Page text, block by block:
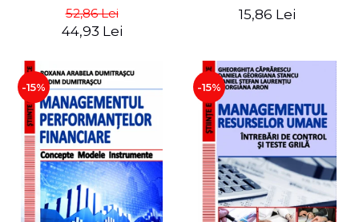
52,86 Lei
44,93 Lei
Georgiana Aron
15,86 Lei
-15% -15%